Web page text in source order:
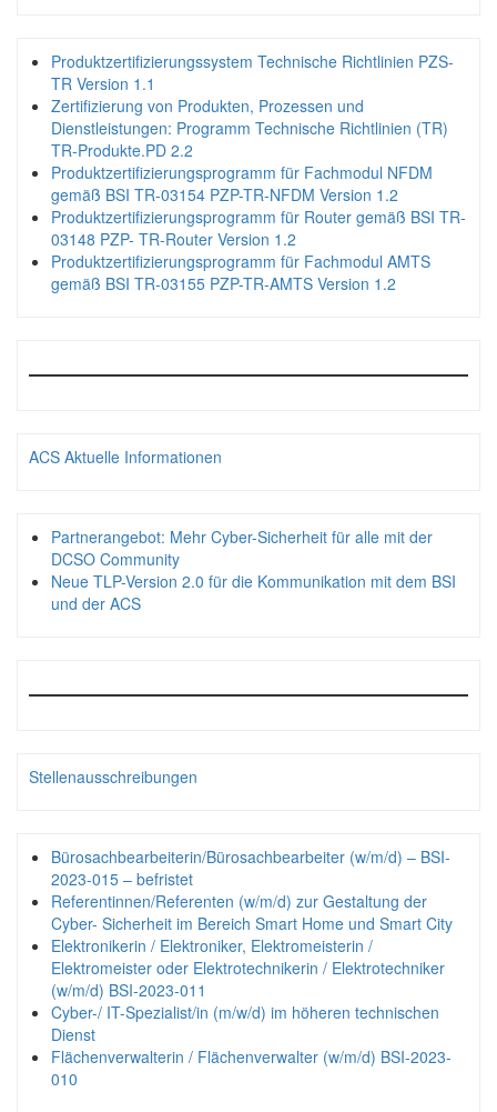
Produktzertifizierungssystem Technische Richtlinien PZS-
TR Version 1.1
Zertifizierung von Produkten, Prozessen und
Dienstleistungen: Programm Technische Richtlinien (TR)
TR-Produkte.PD 2.2
Produktzertifizierungsprogramm für Fachmodul NFDM
gemäß BSI TR-03154 PZP-TR-NFDM Version 1.2
Produktzertifizierungsprogramm für Router gemäß BSI TR-
03148 PZP- TR-Router Version 1.2
Produktzertifizierungsprogramm für Fachmodul AMTS
gemäß BSI TR-03155 PZP-TR-AMTS Version 1.2
ACS Aktuelle Informationen
Partnerangebot: Mehr Cyber-Sicherheit für alle mit der
DCSO Community
Neue TLP-Version 2.0 für die Kommunikation mit dem BSI
und der ACS
Stellenausschreibungen
Bürosachbearbeiterin/Bürosachbearbeiter (w/m/d) – BSI-
2023-015 – befristet
Referentinnen/Referenten (w/m/d) zur Gestaltung der
Cyber- Sicherheit im Bereich Smart Home und Smart City
Elektronikerin / Elektroniker, Elektromeisterin /
Elektromeister oder Elektrotechnikerin / Elektrotechniker
(w/m/d) BSI-2023-011
Cyber-/ IT-Spezialist/in (m/w/d) im höheren technischen
Dienst
Flächenverwalterin / Flächenverwalter (w/m/d) BSI-2023-
010